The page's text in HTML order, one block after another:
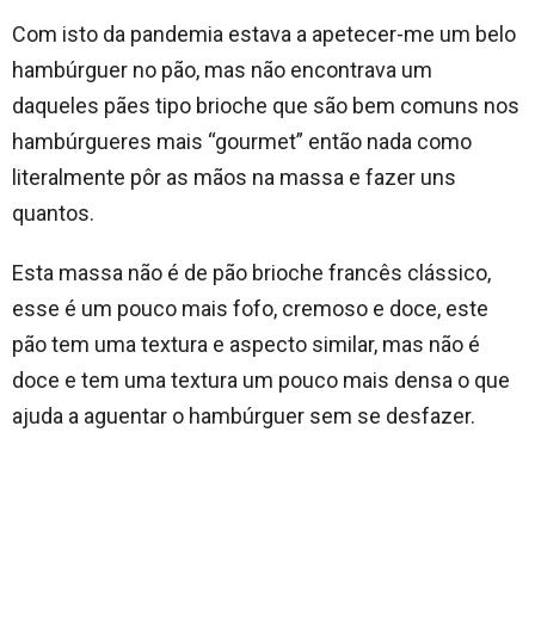
Com isto da pandemia estava a apetecer-me um belo
hambúrguer no pão, mas não encontrava um
daqueles pães tipo brioche que são bem comuns nos
hambúrgueres mais “gourmet” então nada como
literalmente pôr as mãos na massa e fazer uns
quantos.
Esta massa não é de pão brioche francês clássico,
esse é um pouco mais fofo, cremoso e doce, este
pão tem uma textura e aspecto similar, mas não é
doce e tem uma textura um pouco mais densa o que
ajuda a aguentar o hambúrguer sem se desfazer.